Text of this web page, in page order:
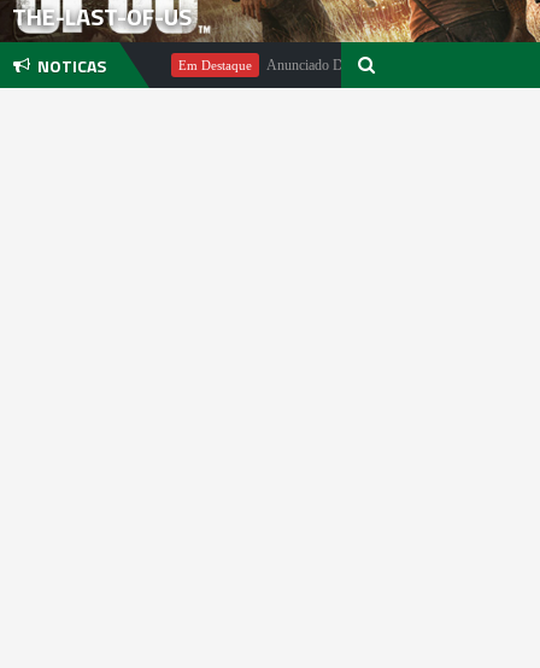
THE-LAST-OF-US
NOTICAS
Pachter Em Destaque Anunciado DualSense The Last of Us Limited